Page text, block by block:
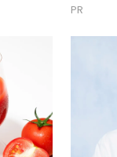
PR